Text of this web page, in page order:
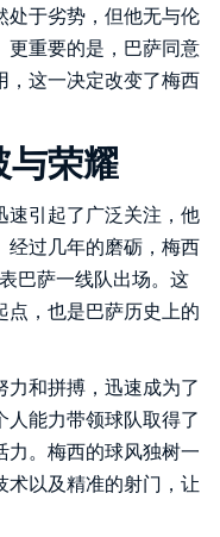
处于劣势，但他无与伦
更重要的是，巴萨同意
，这一决定改变了梅西
与荣耀
速引起了广泛关注，他
经过几年的磨砺，梅西
巴萨一线队出场。这
，也是巴萨历史上的
和拼搏，迅速成为了
能力带领球队取得了
。梅西的球风独树一
术以及精准的射门，让